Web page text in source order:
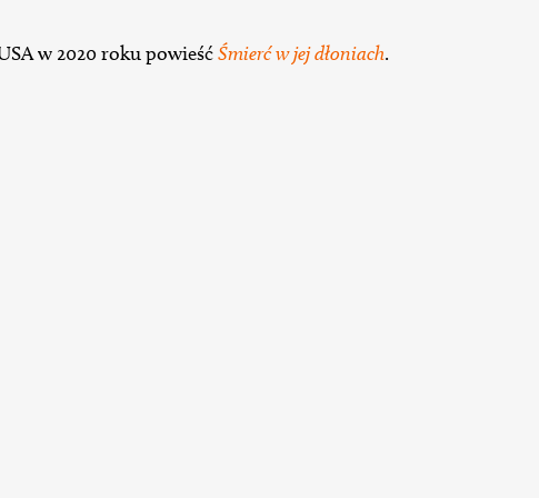
w 2020 roku powieśćŚmierć w jej dłoniach.